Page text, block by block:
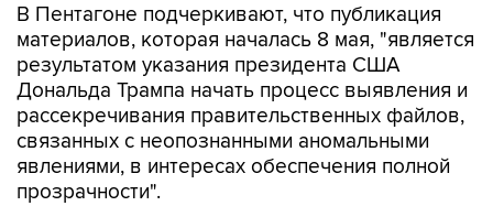
В Пентагоне подчеркивают, что публикация
материалов, которая началась 8 мая, "является
результатом указания президента США
Дональда Трампа начать процесс выявления и
рассекречивания правительственных файлов,
связанных с неопознанными аномальными
явлениями, в интересах обеспечения полной
прозрачности".